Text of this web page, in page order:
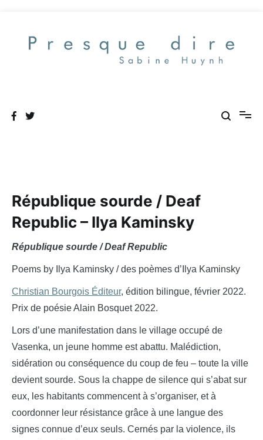
contenu
République sourde / Deaf
Republic – Ilya Kaminsky
République sourde / Deaf Republic
Poems by Ilya Kaminsky / des poèmes d’Ilya Kaminsky
Christian Bourgois Éditeur, édition bilingue, février 2022.
Prix de poésie Alain Bosquet 2022.
Lors d’une manifestation dans le village occupé de
Vasenka, un jeune homme est abattu. Malédiction,
sidération ou conséquence du coup de feu – toute la ville
devient sourde. Sous la chappe de silence qui s’abat sur
eux, les habitants commencent à s’organiser, et à
coordonner leur résistance grâce à une langue des
signes connue d’eux seuls. Cernés par la violence, ils